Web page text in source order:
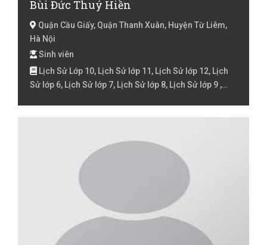
Bùi Đức Thuý Hiền
Quận Cầu Giấy, Quận Thanh Xuân, Huyện Từ Liêm,
Hà Nội
Sinh viên
Lịch Sử Lớp 10, Lịch Sử lớp 11, Lịch Sử lớp 12, Lịch
Sử lớp 6, Lịch Sử lớp 7, Lịch Sử lớp 8, Lịch Sử lớp 9 ,
lớp 6, Văn lớp 7, Địa Lý Lớp 10, Địa Lý lớp 11, Địa Lý lớp
12, Địa Lý lớp 6, Địa Lý lớp 7, Địa Lý lớp 8, Địa Lý lớp 9 ,
Địa Lý Luyện thi đại học